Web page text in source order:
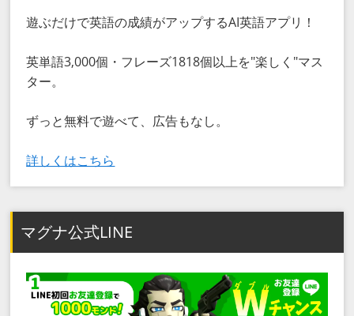
遊ぶだけで英語の成績がアップするAI英語アプリ！
英単語3,000個・フレーズ1818個以上を"楽しく"マス
ター。
ずっと無料で遊べて、広告もなし。
詳しくはこちら
マグナ公式LINE